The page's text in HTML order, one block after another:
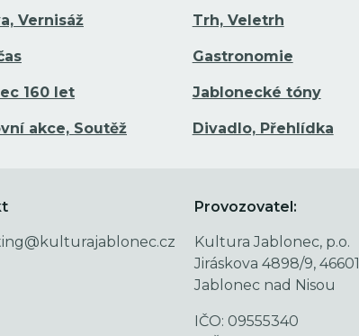
Vernisáž Trh, Veletrh
Gastronomie
160 let Jablonecké tóny
akce, Soutěž Divadlo, Přehlídka
Provozovatel:
Kultura Jablonec, p.o.
Jiráskova 4898/9, 46601
Jablonec nad Nisou
IČO: 09555340